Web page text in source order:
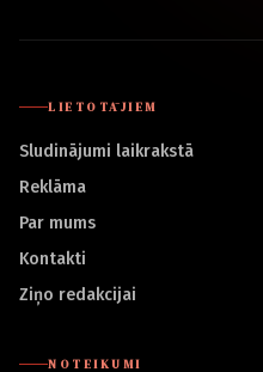
LIETOTĀJIEM
Sludinājumi laikrakstā
Reklāma
Par mums
Kontakti
Ziņo redakcijai
NOTEIKUMI